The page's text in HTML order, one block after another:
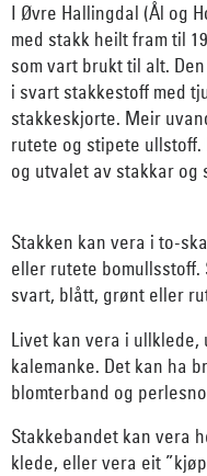
I Øvre Hallingdal (Ål og
med stakk heilt fram til
som vart brukt til alt.
i svart stakkestoff med
stakkeskjorte. Meir
rutete og stipete
og utvalet av stakkar og
Stakken kan vera i to-
eller rutete
svart, blått, grønt eller
Livet kan vera i
kalemanke. Det kan ha
blomterband og
Stakkebandet kan vera
klede, eller vera eit